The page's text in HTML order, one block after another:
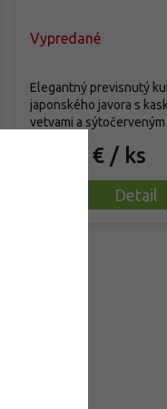
Vypredané
62,90 € / ks
Detail
Elegantný previsnutý
japonského javora s
vetvami a sýtočerveným